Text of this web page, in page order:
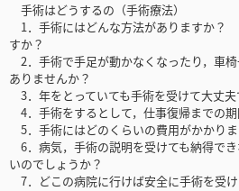
手術はどうするの（手術療法）
1．手術にはどんな方法がありますか？
すか？
2．手術で手足が動かなくなったり，車
ありませんか？
3．年をとっていても手術を受けて大丈夫
4．手術をするとして，仕事復帰までの
5．手術にはどのくらいの費用がかかりま
6．病気，手術の説明を受けても納得で
いのでしょうか？
7．どこの病院に行けば安全に手術を受